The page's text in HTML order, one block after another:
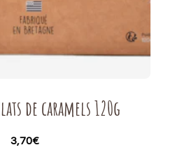
de caramels 120g
3,70€